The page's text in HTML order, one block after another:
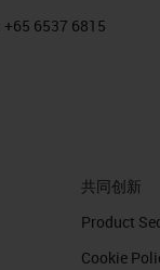
+65 6537 6815
共同创新
Product
Cookie